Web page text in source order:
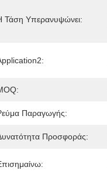
Τάση Υπερανυψώνει:
Παραγωγής:
Προσφοράς: